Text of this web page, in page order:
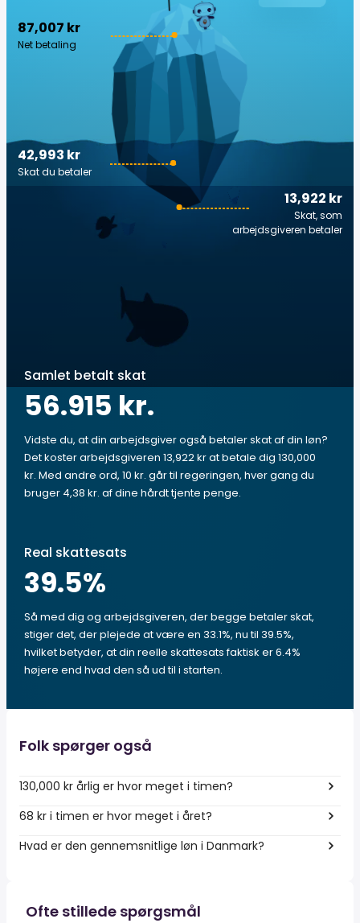
87,007 kr
Net betaling
13,922 kr
Skat, som
arbejdsgiveren betaler
42,993 kr
Skat du betaler
Samlet betalt skat
56.915 kr.
Vidste du, at din arbejdsgiver også betaler skat af din løn?
Det koster arbejdsgiveren 13,922 kr at betale dig 130,000
kr. Med andre ord, 10 kr. går til regeringen, hver gang du
bruger 4,38 kr. af dine hårdt tjente penge.
Real skattesats
39.5%
Så med dig og arbejdsgiveren, der begge betaler skat,
stiger det, der plejede at være en 33.1%, nu til 39.5%,
hvilket betyder, at din reelle skattesats faktisk er 6.4%
højere end hvad den så ud til i starten.
Folk spørger også
130,000 kr årlig er hvor meget i timen?
68 kr i timen er hvor meget i året?
Hvad er den gennemsnitlige løn i Danmark?
Ofte stillede spørgsmål